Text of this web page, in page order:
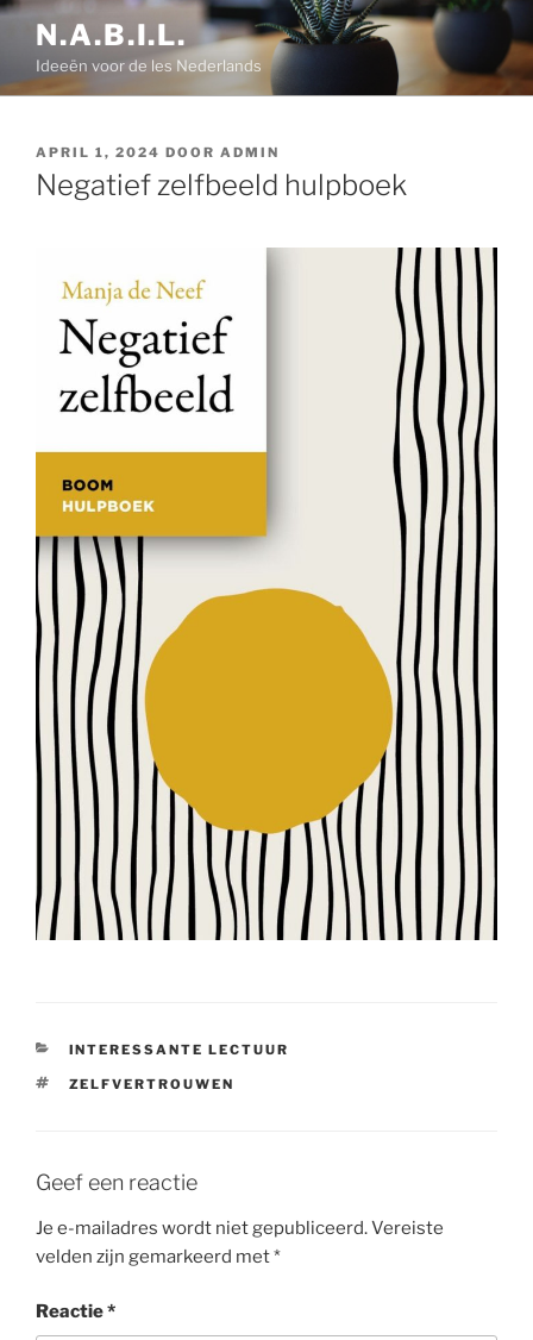
Ga
inhoud
N.A.B.I.L.
Ideeën voor de les Nederlands
GEPLAATST
OP
APRIL 1, 2024 DOOR ADMIN
Negatief zelfbeeld hulpboek
CATEGORIEËN
INTERESSANTE LECTUUR
TAGS
ZELFVERTROUWEN
Geef een reactie
Je e-mailadres wordt niet gepubliceerd.Vereiste
velden zijn gemarkeerd met*
Reactie*